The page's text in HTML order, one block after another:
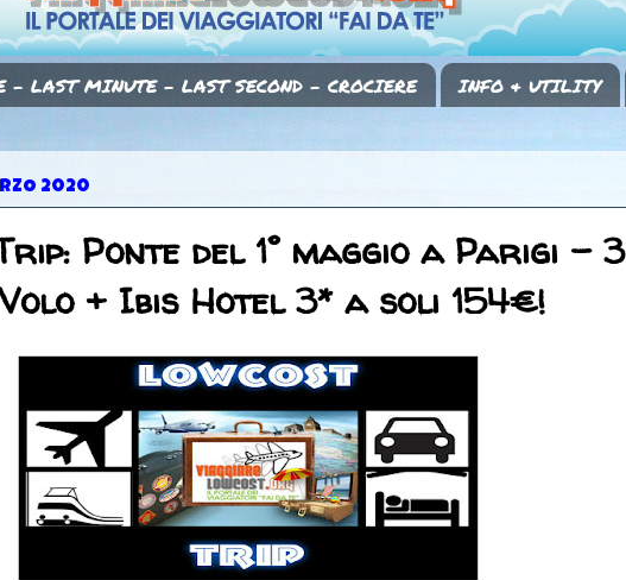
- LAST MINUTE - LAST SECOND - CROCIERE INFO & UTILITY
2020
Ponte del 1° maggio a Parigi - 3
+ Ibis Hotel 3* a soli 154€!